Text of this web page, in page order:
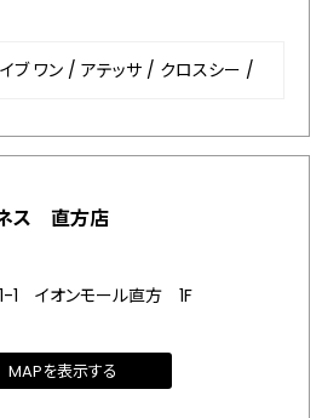
ブ ワン / アテッサ / クロスシー /
ネス 直方店
1 イオンモール直方 1F
MAPを表示する